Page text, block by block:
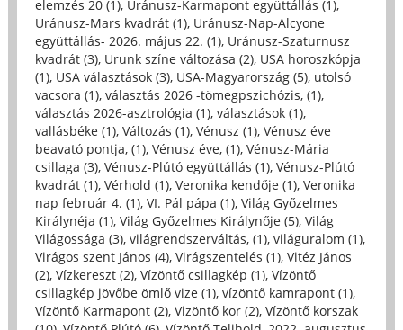
elemzés 20 (1), Uránusz-Karmapont együttállás (1),
Uránusz-Mars kvadrát (1), Uránusz-Nap-Alcyone
együttállás- 2026. május 22. (1), Uránusz-Szaturnusz
kvadrát (3), Urunk színe változása (2), USA horoszkópja
(1), USA választások (3), USA-Magyarország (5), utolsó
vacsora (1), választás 2026 -tömegpszichózis, (1),
választás 2026-asztrológia (1), választások (1),
vallásbéke (1), Változás (1), Vénusz (1), Vénusz éve
beavató pontja, (1), Vénusz éve, (1), Vénusz-Mária
csillaga (3), Vénusz-Plútó együttállás (1), Vénusz-Plútó
kvadrát (1), Vérhold (1), Veronika kendője (1), Veronika
nap február 4. (1), VI. Pál pápa (1), Világ Győzelmes
Királynéja (1), Világ Győzelmes Királynője (5), Világ
Világossága (3), világrendszerváltás, (1), világuralom (1),
Virágos szent János (4), Virágszentelés (1), Vitéz János
(2), Vízkereszt (2), Vízöntő csillagkép (1), Vízöntő
csillagkép jövőbe ömlő vize (1), vízöntő kamrapont (1),
Vízöntő Karmapont (2), Vizöntő kor (2), Vízöntő korszak